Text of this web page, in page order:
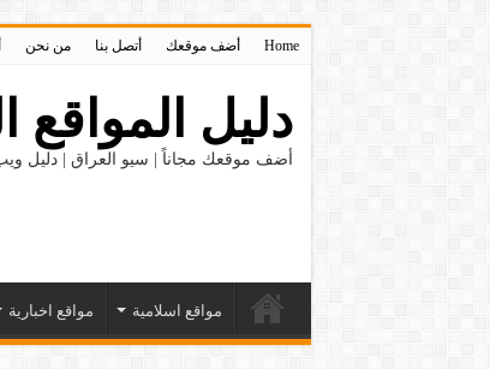
Home أضف موقعك أتصل بنا من نحن
دليل المواقع
أضف موقعك مجاناً | سيو العراق | دليل
مواقع اسلامية مواقع اخبارية